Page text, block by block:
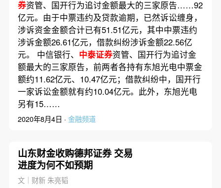
券资管、国开行为追讨金额最大的三家原告……92
亿元。由于中票违约及贷款逾期，已然诉讼缠身，
涉诉资金金额合计已有51.51亿元，其中中票违约
涉诉金额26.61亿元，借款纠纷涉诉金额22.56亿
元。 中信银行、 中泰证券资管、国开行为追讨金
额最大的三家原告，前两者各持有东旭光电中票金
额约11.62亿元、10.47亿元；借款纠纷中，国开行
一家诉讼金额就有约10.04亿元。此外，东旭光电
另有15……
2020年8月4日 · 金融频道
山东财金收购德邦证券 交易
进度为何不如预期
文｜财新 朱亮韬